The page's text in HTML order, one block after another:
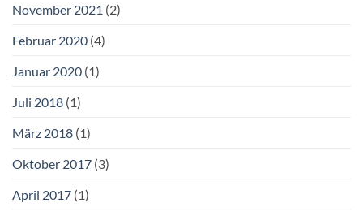
November 2021 (2)
Februar 2020 (4)
Januar 2020 (1)
Juli 2018 (1)
März 2018 (1)
Oktober 2017 (3)
April 2017 (1)